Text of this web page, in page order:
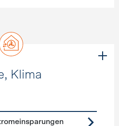
Klima
Kälte, Klima